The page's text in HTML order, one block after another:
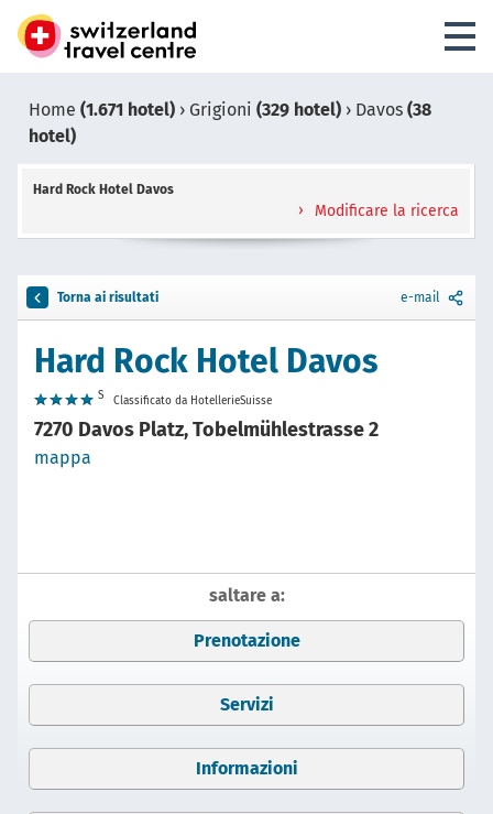
Home (1.671 hotel) › Grigioni (329 hotel) › Davos (38
hotel)
Hard Rock Hotel Davos
Modificare la ricerca
Torna ai risultati e-mail
Hard Rock Hotel Davos
S Classificato da HotellerieSuisse
7270 Davos Platz, Tobelmühlestrasse 2
mappa
saltare a:
Prenotazione
Servizi
Informazioni